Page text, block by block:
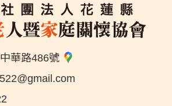
華路486號